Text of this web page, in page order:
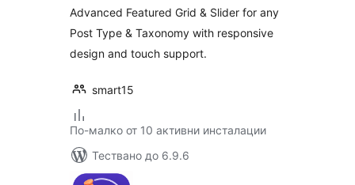
Advanced Featured Grid & Slider for any
Post Type & Taxonomy with responsive
design and touch support.
smart15
По-малко от 10 активни инсталации
Тествано до 6.9.6